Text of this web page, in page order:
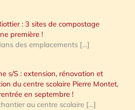
: 3 sites de compostage
première !
des emplacements […]
s/S : extension, rénovation et
du centre scolaire Pierre Montet,
en septembre !
au centre scolaire […]